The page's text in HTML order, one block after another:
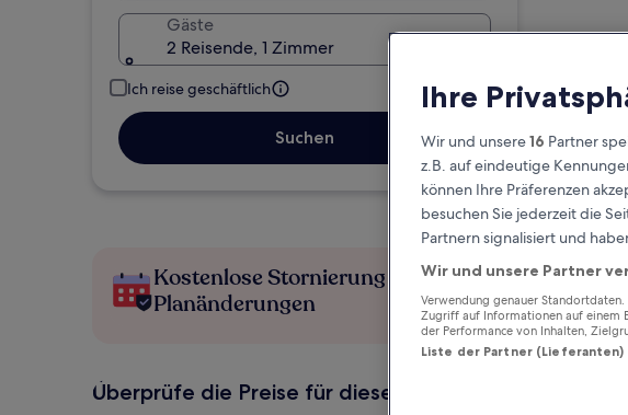
Gäste
2 Reisende, 1 Zimmer
Ich reise geschäftlich
Suchen
Kostenlose Stornierung bei
Planänderungen
Überprüfe die Preise für diese Daten
Ihre
Wir und unsere16 Partner
z.B. auf eindeutige
können Ihre Präferenzen
besuchen Sie jederzeit die
Partnern signalisiert und
Wir und unsere Partner
Verwendung genauer
Zugriff auf Informationen auf einem
der Performance von Inhalten,
Liste der Partner (Lieferanten)